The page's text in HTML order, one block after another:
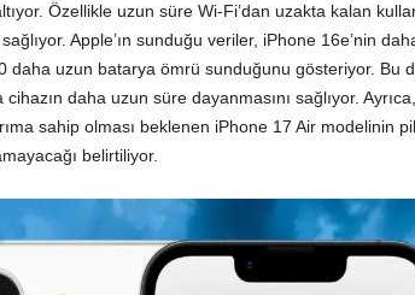
Özellikle uzun süre Wi-Fi’dan uzakta kalan
Apple’ın sunduğu veriler, iPhone 16e’nin
daha uzun batarya ömrü sunduğunu gösteriyor. Bu
cihazın daha uzun süre dayanmasını sağlıyor.
sahip olması beklenen iPhone 17 Air modelinin
belirtiliyor.